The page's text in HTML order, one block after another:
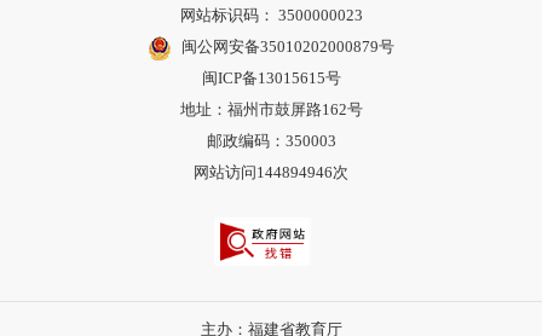
网站标识码： 3500000023
闽公网安备35010202000879号
闽ICP备13015615号
地址：福州市鼓屏路162号
邮政编码：350003
网站访问144894946次
主办：福建省教育厅